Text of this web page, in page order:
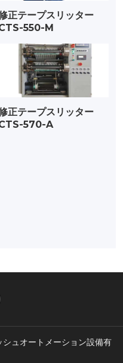
正テープスリッター
550-M
正テープスリッター
570-A
ュオートメーション設備有